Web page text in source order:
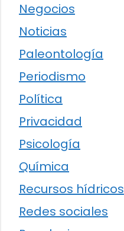
Negocios
Noticias
Paleontología
Periodismo
Política
Privacidad
Psicología
Química
Recursos hídricos
Redes sociales